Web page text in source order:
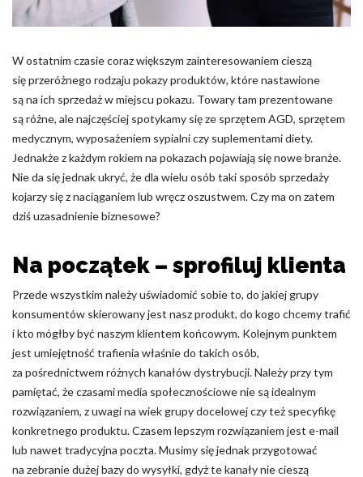
W ostatnim czasie coraz większym zainteresowaniem cieszą
się przeróżnego rodzaju pokazy produktów, które nastawione
są na ich sprzedaż w miejscu pokazu. Towary tam prezentowane
są różne, ale najczęściej spotykamy się ze sprzętem AGD, sprzętem
medycznym, wyposażeniem sypialni czy suplementami diety.
Jednakże z każdym rokiem na pokazach pojawiają się nowe branże.
Nie da się jednak ukryć, że dla wielu osób taki sposób sprzedaży
kojarzy się z naciąganiem lub wręcz oszustwem. Czy ma on zatem
dziś uzasadnienie biznesowe?
Na początek – sprofiluj klienta
Przede wszystkim należy uświadomić sobie to, do jakiej grupy
konsumentów skierowany jest nasz produkt, do kogo chcemy trafić
i kto mógłby być naszym klientem końcowym. Kolejnym punktem
jest umiejętność trafienia właśnie do takich osób,
za pośrednictwem różnych kanałów dystrybucji. Należy przy tym
pamiętać, że czasami media społecznościowe nie są idealnym
rozwiązaniem, z uwagi na wiek grupy docelowej czy też specyfikę
konkretnego produktu. Czasem lepszym rozwiązaniem jest e-mail
lub nawet tradycyjna poczta. Musimy się jednak przygotować
na zebranie dużej bazy do wysyłki, gdyż te kanały nie cieszą
zapamiętanie informacji, które zmieniają wygląd lub
Statystyka
Statystyczne pliki cookie pomagają właścicielem stron
internetowych zrozumieć, w jaki sposób różni użytkownicy
zachowują się na stronie, gromadząc i zgłaszając anonimowe
informacje.
Marketing
użytkowników na stronach internetowych. Celem jest
wyświetlanie reklam, które są istotne i interesujące dla
poszczególnych użytkowników i tym samym bardziej cenne dla
wydawców i reklamodawców strony trzeciej.
Nieklasyfikowane
Nieklasyfikowane pliki cookie, to pliki, które są w procesie
klasyfikowania, wraz z dostawcami poszczególnych ciasteczek.
Odrzuć